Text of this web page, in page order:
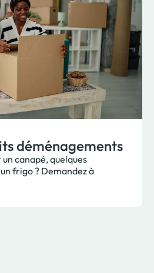
déménagements
canapé, quelques
frigo ? Demandez à